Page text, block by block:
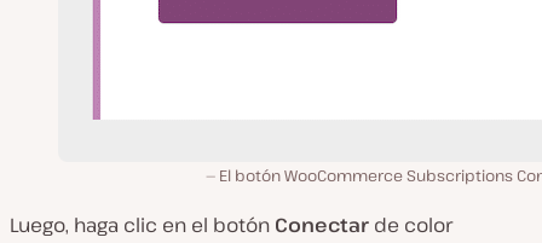
El botón WooCommerce Subscriptions
Luego, haga clic en el botón Conectar de color